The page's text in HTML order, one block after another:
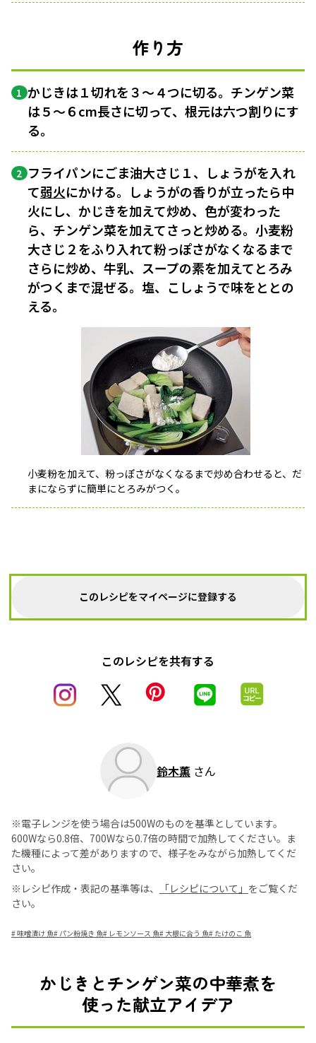
作り方
1 かじきは１切れを３〜４つに切る。チンゲン菜
は５〜６cm長さに切って、根元は六つ割りにす
る。
2 フライパンにごま油大さじ１、しょうがを入れ
て弱火にかける。しょうがの香りが立ったら中
火にし、かじきを加えて炒め、色が変わった
ら、チンゲン菜を加えてさっと炒める。小麦粉
大さじ２をふり入れて粉っぽさがなくなるまで
さらに炒め、牛乳、スープの素を加えてとろみ
がつくまで混ぜる。塩、こしょうで味をととの
える。
小麦粉を加えて、粉っぽさがなくなるまで炒め合わせると、だ
まにならずに簡単にとろみがつく。
このレシピをマイページに登録する
このレシピを共有する
鈴木薫 さん
※電子レンジを使う場合は500Wのものを基準としています。
600Wなら0.8倍、700Wなら0.7倍の時間で加熱してください。ま
た機種によって差がありますので、様子をみながら加熱してくだ
さい。
※レシピ作成・表記の基準等は、
「レシピについて」 をご覧くだ
さい。
#味噌漬け 魚# パン粉焼き 魚# レモンソース 魚# 大根に合う 魚# たけのこ 魚
かじきとチンゲン菜の中華煮を
使った献立アイデア